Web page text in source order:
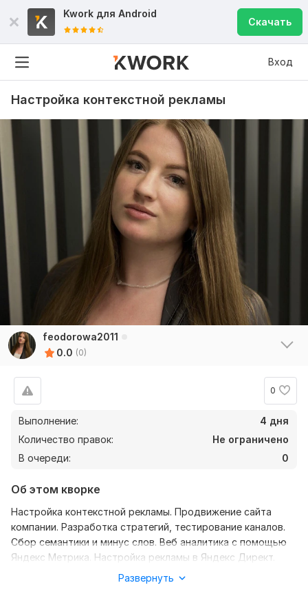
Kwork для Android
Скачать
Вход
Настройка контекстной рекламы
feodorowa2011
0.0 (0)
0
Выполнение:
4 дня
Количество правок:
Не ограничено
В очереди:
0
Об этом кворке
Настройка контекстной рекламы. Продвижение сайта
компании. Разработка стратегий, тестирование каналов.
Сбор семантики и минус слов. Веб аналитика с помощью
Яндекс Метрика. Настройка рекламы в Яндекс Директ.
Провожу аудит сайта, даю рекомендацию по его
улучшению, аудит действующих рекламных кабинетов.
Развернуть